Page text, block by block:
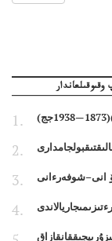
وقىوقىلعاندار
انى–شوفەرءانى